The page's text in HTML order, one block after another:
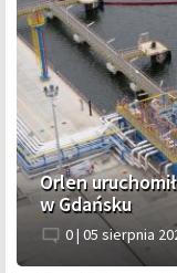
Orlen
w Gdańsku
0 | 05 sierpnia